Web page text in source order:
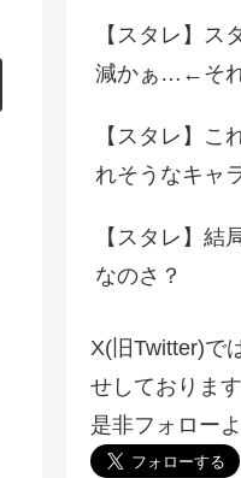
【スタレ】ス
減かぁ…←それ
【スタレ】こ
れそうなキャ
【スタレ】結
なのさ？
X(旧Twitter)で
せしております
是非フォロー